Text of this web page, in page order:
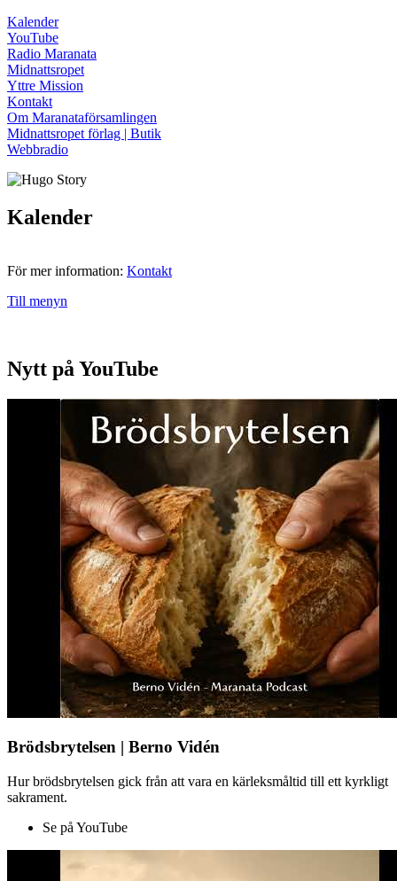
Kalender
YouTube
Radio Maranata
Midnattsropet
Yttre Mission
Kontakt
Om Maranataförsamlingen
Midnattsropet förlag | Butik
Webbradio
Kalender
För mer information: Kontakt
Till menyn
Nytt på YouTube
Brödsbrytelsen | Berno Vidén
Hur brödsbrytelsen gick från att vara en kärleksmåltid till ett kyrkligt
sakrament.
Se på YouTube